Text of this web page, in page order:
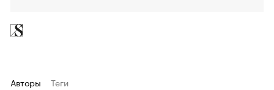
Авторы Теги